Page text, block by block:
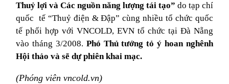
Thuỷ lợi và Các nguồn năng lượng tái tạo” do tạp chí
quốc tế “Thuỷ điện & Đập” cùng nhiều tổ chức quốc
tế phối hợp với VNCOLD, EVN tổ chức tại Đà Nẵng
vào tháng 3/2008. Phó Thủ tướng tỏ ý hoan nghênh
Hội thảo và sẽ dự phiên khai mạc.
(Phóng viên vncold.vn)